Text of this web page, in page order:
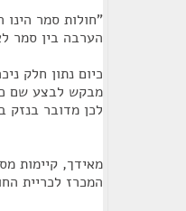
"חולות סמר
הערבה בין סמר
כיום נתון חלק
מבקש לבצע שם
לכן מדובר בנזק
מאידך, קיימות
המכרז לכריית